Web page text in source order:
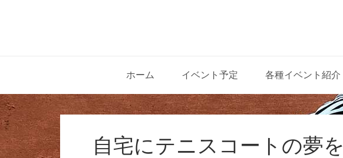
ホーム イベント予定 各種イベント紹介
自宅にテニスコートの夢